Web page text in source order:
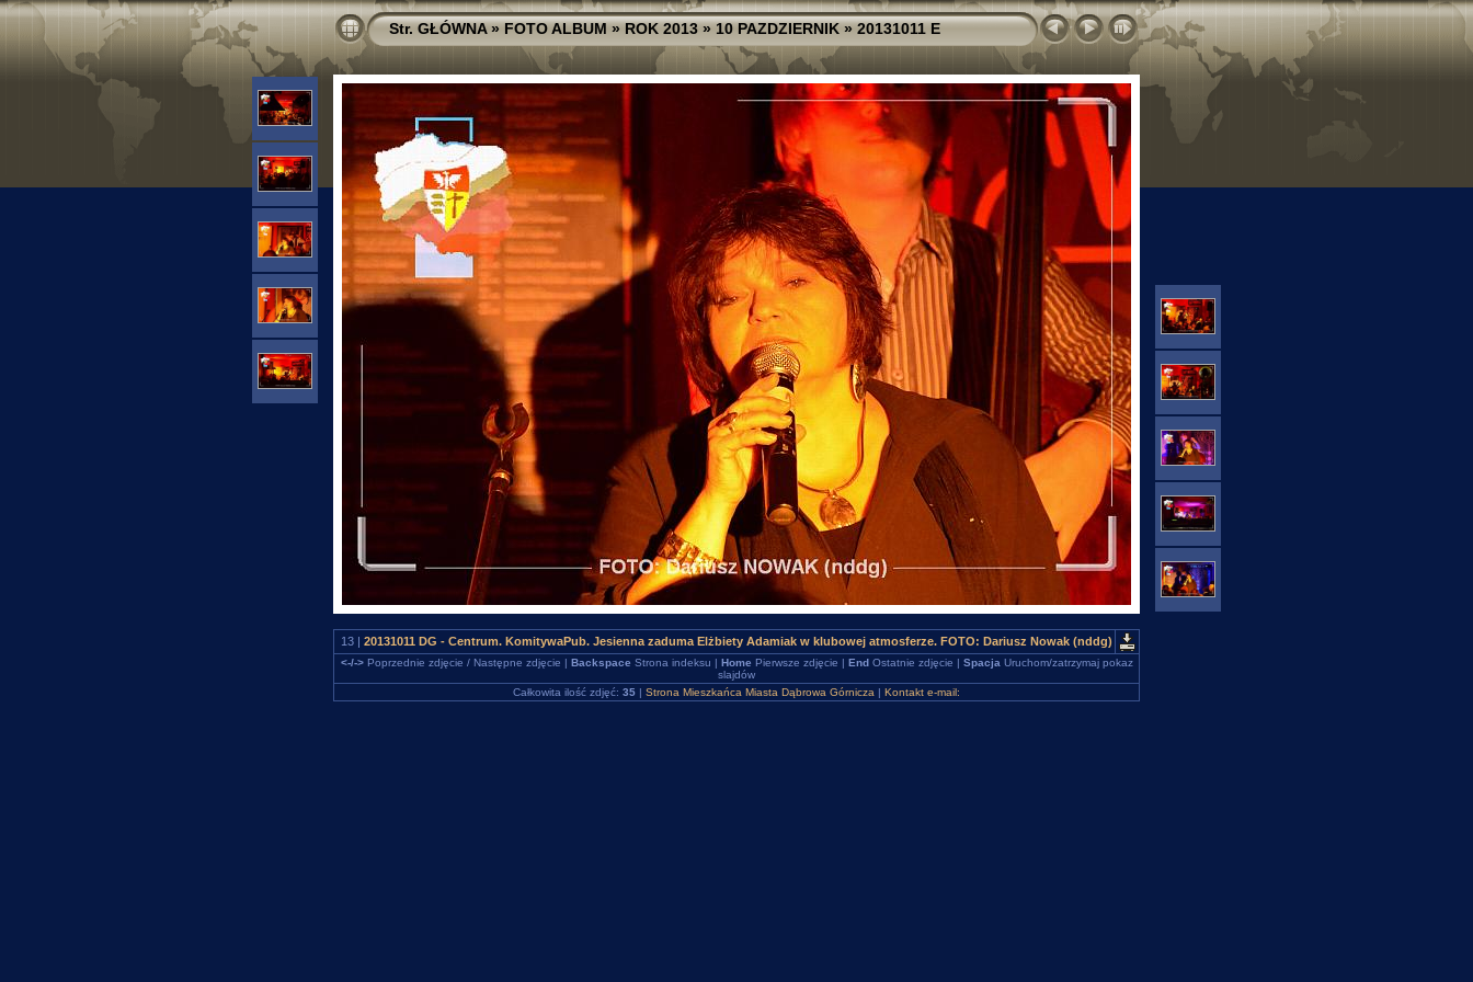
Str. GŁÓWNA»FOTO ALBUM»ROK 2013»10 PAZDZIERNIK»20131011 E
13 | 20131011 DG - Centrum. KomitywaPub. Jesienna zaduma Elżbiety Adamiak w klubowej atmosferze. FOTO: Dariusz Nowak (nddg)
<-/->Poprzednie zdjęcie / Następne zdjęcie | Backspace Strona indeksu | Home Pierwsze zdjęcie | EndOstatnie zdjęcie | Spacja Uruchom/zatrzymaj pokaz
slajdów
Całkowita ilość zdjęć: 35 | Strona Mieszkańca Miasta Dąbrowa Górnicza | Kontakt e-mail: